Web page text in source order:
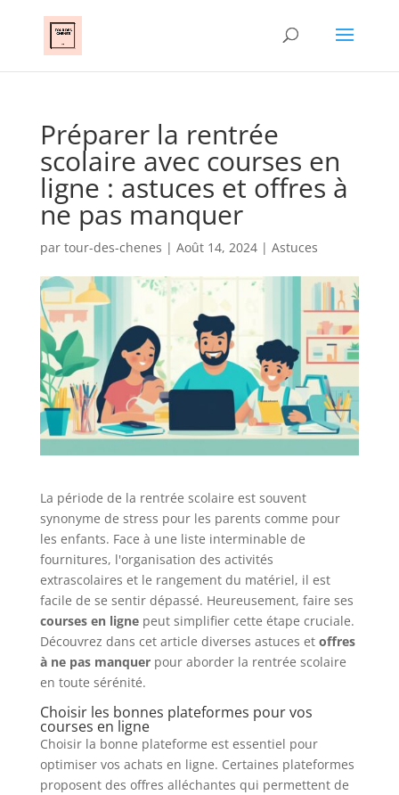
Préparer la rentrée
scolaire avec courses en
ligne : astuces et offres à
ne pas manquer
par tour-des-chenes | Août 14, 2024| Astuces
La période de la rentrée scolaire est souvent
synonyme de stress pour les parents comme pour
les enfants. Face à une liste interminable de
fournitures, l'organisation des activités
extrascolaires et le rangement du matériel, il est
facile de se sentir dépassé. Heureusement, faire ses
courses en lignepeut simplifier cette étape cruciale.
Découvrez dans cet article diverses astuces et offres
à ne pas manquerpour aborder la rentrée scolaire
en toute sérénité.
Choisir les bonnes plateformes pour vos
courses en ligne
Choisir la bonne plateforme est essentiel pour
optimiser vos achats en ligne. Certaines plateformes
proposent des offres alléchantes qui permettent de